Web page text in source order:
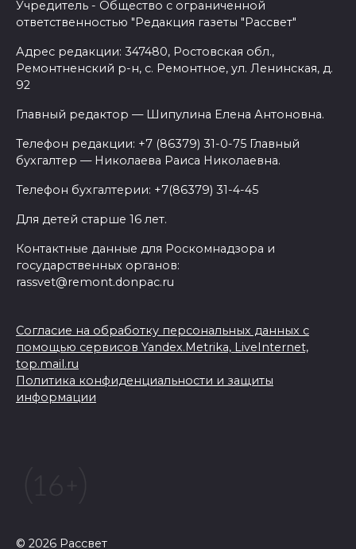
Учредитель - Общество с ограниченной
ответственностью "Редакция газеты "Рассвет"
Адрес редакции: 347480, Ростовская обл.,
Ремонтненский р-н, с. Ремонтное, ул. Ленинская, д.
92
Главный редактор — Шипулина Елена Антоновна.
Телефон редакции: +7 (86379) 31-0-75 Главный
бухгалтер — Николаева Раиса Николаевна.
Телефон бухгалтерии: +7(86379) 31-4-45
Для детей старше 16 лет.
Контактные данные для Роскомнадзора и
государственных органов:
rassvet@remont.donpac.ru
Согласие на обработку персональных данных с
помощью сервисов Yandex.Metrika, LiveInternet,
top.mail.ru
Политика конфиденциальности и защиты
информации
© 2026 Рассвет